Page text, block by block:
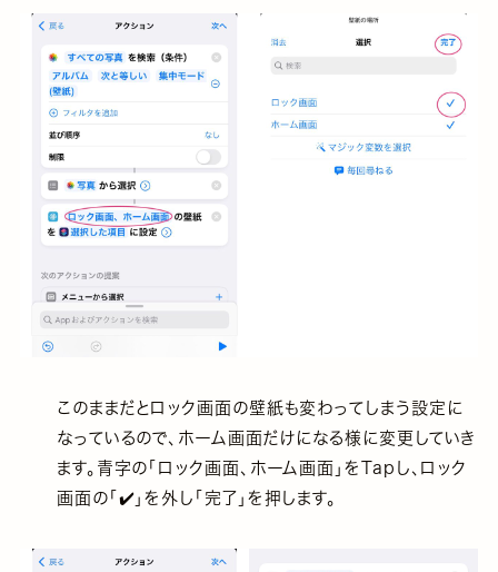
このままだとロック画面の壁紙も変わってしまう設定に
なっているので、ホーム画面だけになる様に変更していき
ます。青字の「ロック画面、ホーム画面」をTapし、ロック
画面の「✔️」を外し「完了」を押します。